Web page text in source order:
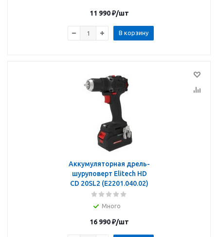
11 990₽/шт
В корзину
Аккумуляторная дрель-
шуруповерт Elitech HD
CD 20SL2 (E2201.040.02)
Много
16 990₽/шт